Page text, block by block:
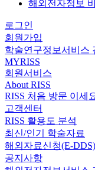
해외전자정보
로그인
회원가입
학술연구정보서비스
MYRISS
회원서비스
About RISS
RISS 처음 방문 이세
고객센터
RISS 활용도 분석
최신/인기 학술자료
해외자료신청(E-DDS)
공지사항